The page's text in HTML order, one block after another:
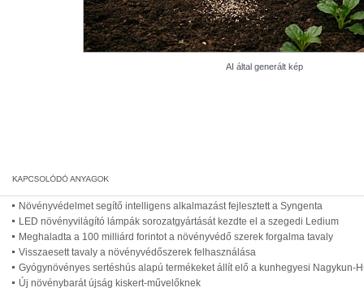
AI által generált kép
Növényvédelmet segítő intelligens alkalmazást fejlesztett a Syngenta
LED növényvilágító lámpák sorozatgyártását kezdte el a szegedi Ledium
Meghaladta a 100 milliárd forintot a növényvédő szerek forgalma tavaly
Visszaesett tavaly a növényvédőszerek felhasználása
Gyógynövényes sertéshús alapú termékeket állít elő a kunhegyesi Nagykun-
Új növénybarát újság kiskert-művelőknek